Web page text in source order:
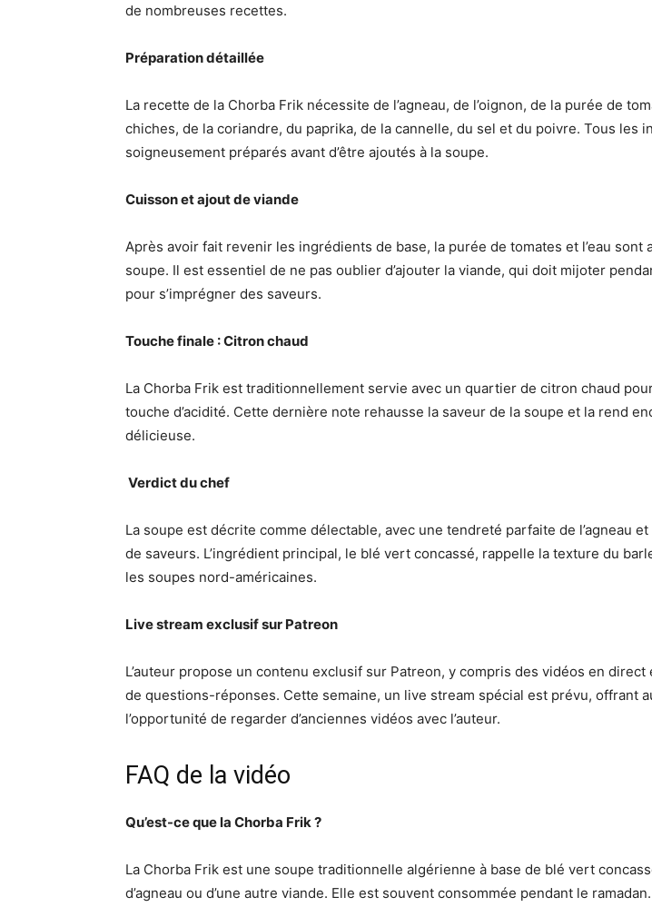
de nombreuses recettes.
Préparation détaillée
La recette de la Chorba Frik nécessite de l’agneau, de l’oignon, de la purée de
chiches, de la coriandre, du paprika, de la cannelle, du sel et du poivre. Tous les
soigneusement préparés avant d’être ajoutés à la soupe.
Cuisson et ajout de viande
Après avoir fait revenir les ingrédients de base, la purée de tomates et l’eau sont
soupe. Il est essentiel de ne pas oublier d’ajouter la viande, qui doit mijoter
pour s’imprégner des saveurs.
Touche finale : Citron chaud
La Chorba Frik est traditionnellement servie avec un quartier de citron chaud
touche d’acidité. Cette dernière note rehausse la saveur de la soupe et la rend
délicieuse.
‍ Verdict du chef
La soupe est décrite comme délectable, avec une tendreté parfaite de l’agneau
de saveurs. L’ingrédient principal, le blé vert concassé, rappelle la texture du
les soupes nord-américaines.
Live stream exclusif sur Patreon
L’auteur propose un contenu exclusif sur Patreon, y compris des vidéos en direct
de questions-réponses. Cette semaine, un live stream spécial est prévu, offrant
l’opportunité de regarder d’anciennes vidéos avec l’auteur.
FAQ de la vidéo
Qu’est-ce que la Chorba Frik ?
La Chorba Frik est une soupe traditionnelle algérienne à base de blé vert
d’agneau ou d’une autre viande. Elle est souvent consommée pendant le ramadan.